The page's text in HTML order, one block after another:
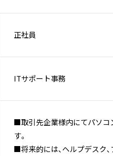
正社員
ITサポート事務
■取引先企業様内にてパソコ
す。
■将来的には、ヘルプデスク